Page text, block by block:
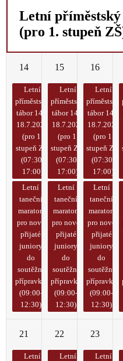
Letní příměstský
(pro 1. stupeň
14
Letní
příměstský
tábor 14. -
18.7.2025
(pro 1.
stupeň ZŠ)
(07:30-
17:00)
Letní
taneční
maraton
pro nově
přijaté
juniory
do
soutěžní
přípravky
(09:00-
12:30)
15
Letní
příměstský
tábor 14. -
18.7.2025
(pro 1.
stupeň ZŠ)
(07:30-
17:00)
Letní
taneční
maraton
pro nově
přijaté
juniory
do
soutěžní
přípravky
(09:00-
12:30)
16
Letní
příměstský
tábor 14. -
18.7.2025
(pro 1.
stupeň ZŠ)
(07:30-
17:00)
Letní
taneční
maraton
pro nově
přijaté
juniory
do
soutěžní
přípravky
(09:00-
12:30)
21
Letní
22
Letní
23
Letní